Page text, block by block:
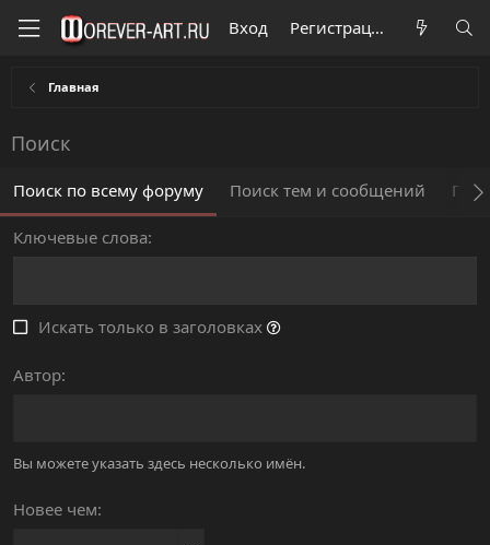
Вход Регистрация
Главная
Поиск
Поиск по всему форуму Поиск тем и сообщений
Ключевые слова
Искать только в заголовках
Автор
Вы можете указать здесь несколько имён.
Новее чем